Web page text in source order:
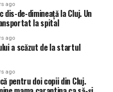
ago
dis-de-dimineață la Cluj. Un
la spital
ago
a scăzut de la startul
ago
pentru doi copii din Cluj.